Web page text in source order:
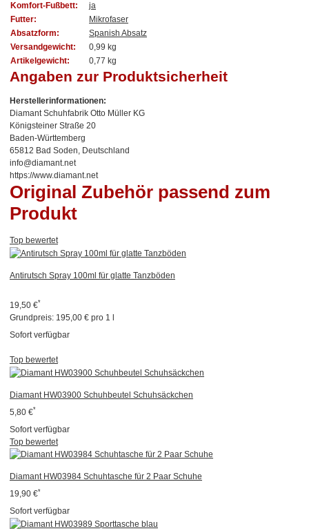
Komfort-Fußbett:
ja
Futter:
Mikrofaser
Absatzform:
Spanish Absatz
Versandgewicht:
0,99 kg
Artikelgewicht:
0,77 kg
Angaben zur Produktsicherheit
Herstellerinformationen:
Diamant Schuhfabrik Otto Müller KG
Königsteiner Straße 20
Baden-Württemberg
65812 Bad Soden, Deutschland
info@diamant.net
https://www.diamant.net
Original Zubehör passend zum
Produkt
Top bewertet
Antirutsch Spray 100ml für glatte Tanzböden
19,50 €*
Grundpreis: 195,00 € pro 1 l
Sofort verfügbar
Top bewertet
Diamant HW03900 Schuhbeutel Schuhsäckchen
5,80 €*
Sofort verfügbar
Top bewertet
Diamant HW03984 Schuhtasche für 2 Paar Schuhe
19,90 €*
Sofort verfügbar